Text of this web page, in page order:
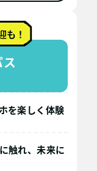
も！
を楽しく体験
触れ、未来に